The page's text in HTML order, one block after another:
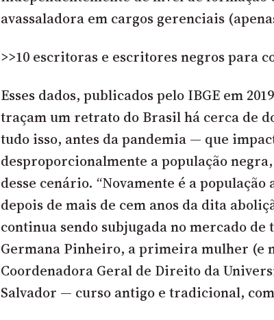
avassaladora em cargos gerenciais
>>10 escritoras e escritores negros para
Esses dados, publicados pelo IBGE em
traçam um retrato do Brasil há cerca de
tudo isso, antes da pandemia — que
desproporcionalmente a população
desse cenário. “Novamente é a
depois de mais de cem anos da dita
continua sendo subjugada no mercado de
Germana Pinheiro, a primeira mulher (e
Coordenadora Geral de Direito da
Salvador — curso antigo e tradicional,